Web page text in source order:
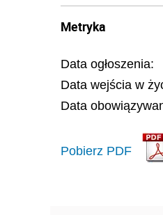
Metryka
Data ogłoszenia:
Data wejścia w
Data
Pobierz PDF